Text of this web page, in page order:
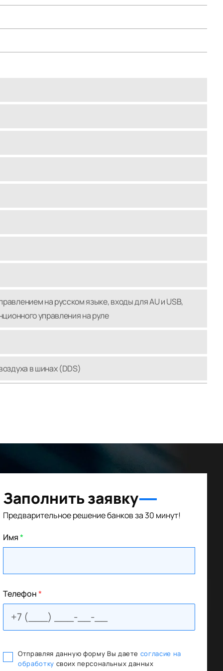
на русском языке, входы для AU и USB,
управления на руле
в шинах (DDS)
Заполнить заявку
Предварительное решение банков за 30 минут!
Имя*
Телефон*
Отправляя данную форму Вы даете согласие на
обработку своих персональных данных